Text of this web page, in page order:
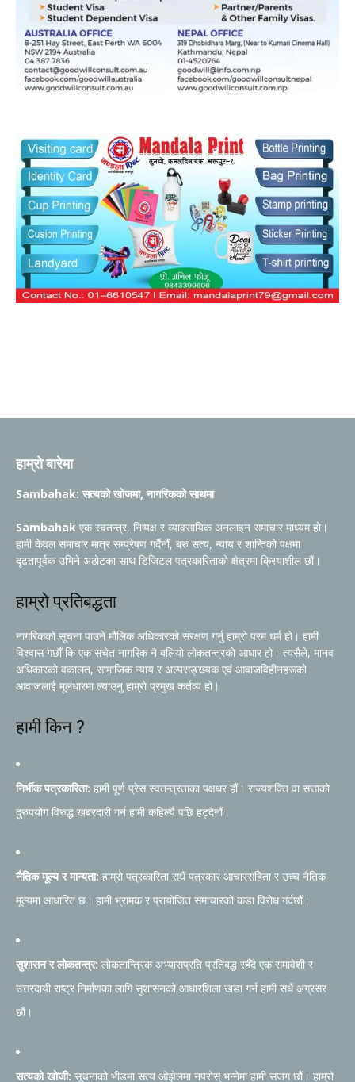
हाम्रो बारेमा
Sambahak: सत्यको खोजमा, नागरिकको साथमा
Sambahak एक स्वतन्त्र, निष्पक्ष र व्यावसायिक अनलाइन समाचार माध्यम हो।
हामी केवल समाचार मात्र सम्प्रेषण गर्दैनौं, बरु सत्य, न्याय र शान्तिको पक्षमा
दृढतापूर्वक उभिने अठोटका साथ डिजिटल पत्रकारिताको क्षेत्रमा क्रियाशील छौं।
हाम्रो प्रतिबद्धता
नागरिकको सूचना पाउने मौलिक अधिकारको संरक्षण गर्नु हाम्रो परम धर्म हो। हामी
विश्वास गर्छौं कि एक सचेत नागरिक नै बलियो लोकतन्त्रको आधार हो। त्यसैले, मानव
अधिकारको वकालत, सामाजिक न्याय र अल्पसङ्ख्यक एवं आवाजविहीनहरूको
आवाजलाई मूलधारमा ल्याउनु हाम्रो प्रमुख कर्तव्य हो।
हामी किन ?
निर्भीक पत्रकारिता: हामी पूर्ण प्रेस स्वतन्त्रताका पक्षधर हौं। राज्यशक्ति वा सत्ताको
दुरुपयोग विरुद्ध खबरदारी गर्न हामी कहिल्यै पछि हट्दैनौं।
नैतिक मूल्य र मान्यता: हाम्रो पत्रकारिता सधैं पत्रकार आचारसंहिता र उच्च नैतिक
मूल्यमा आधारित छ। हामी भ्रामक र प्रायोजित समाचारको कडा विरोध गर्दछौं।
सुशासन र लोकतन्त्र: लोकतान्त्रिक अभ्यासप्रति प्रतिबद्ध रहँदै एक समावेशी र
उत्तरदायी राष्ट्र निर्माणका लागि सुशासनको आधारशिला खडा गर्न हामी सधैं अग्रसर
छौं।
सत्यको खोजी: सूचनाको भीडमा सत्य ओझेलमा नपरोस् भन्नेमा हामी सजग छौं। हाम्रो